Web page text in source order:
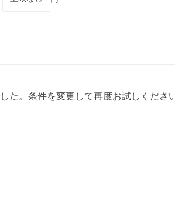
た。条件を変更して再度お試しください